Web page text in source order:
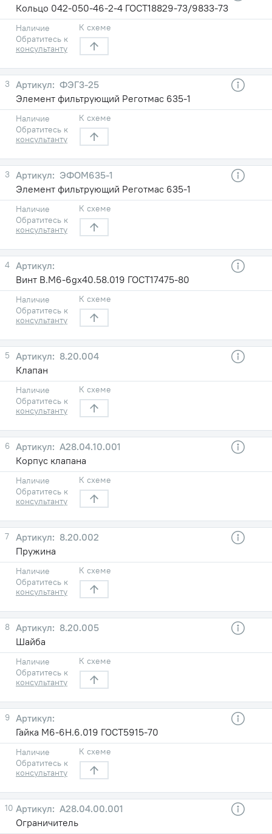
Кольцо 042-050-46-2-4 ГОСТ18829-73/9833-73
Наличие
Обратитесь к
консультанту
К схеме
3
ФЭГ3-25
Элемент фильтрующий Реготмас 635-1
Наличие
Обратитесь к
консультанту
К схеме
3
ЭФОМ635-1
Элемент фильтрующий Реготмас 635-1
Наличие
Обратитесь к
консультанту
К схеме
4
Винт В.М6-6gх40.58.019 ГОСТ17475-80
Наличие
Обратитесь к
консультанту
К схеме
5
8.20.004
Клапан
Наличие
Обратитесь к
консультанту
К схеме
6
А28.04.10.001
Корпус клапана
Наличие
Обратитесь к
консультанту
К схеме
7
8.20.002
Пружина
Наличие
Обратитесь к
консультанту
К схеме
8
8.20.005
Шайба
Наличие
Обратитесь к
консультанту
К схеме
9
Гайка М6-6Н.6.019 ГОСТ5915-70
Наличие
Обратитесь к
консультанту
К схеме
10
А28.04.00.001
Ограничитель